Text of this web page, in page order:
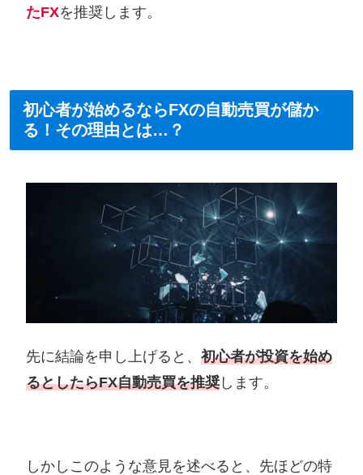
たFXを推奨します。
初心者が始めるならFXの自動売買が儲か
る！その理由とは…？
先に結論を申し上げると、 初心者が投資を始め
るとしたらFX自動売買を推奨 します。
しかしこのような意見を述べると、先ほどの特